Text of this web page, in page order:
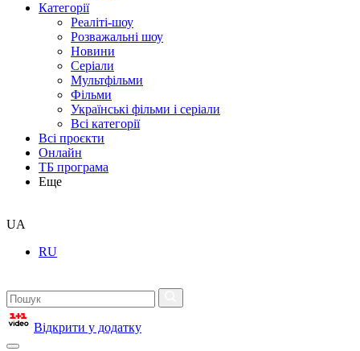
Категорії
Реаліті-шоу
Розважальні шоу
Новини
Серіали
Мультфільми
Фільми
Українські фільми і серіали
Всі категорії
Всі проєкти
Онлайн
ТБ програма
Еще
UA
RU
Відкрити у додатку